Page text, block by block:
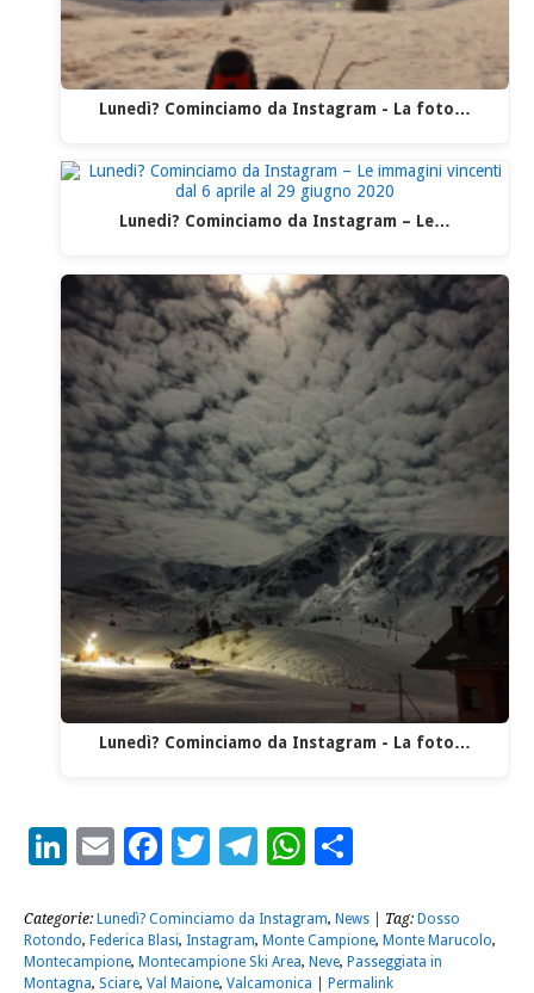
Lunedì? Cominciamo da Instagram - La foto…
Lunedi? Cominciamo da Instagram – Le…
Lunedì? Cominciamo da Instagram - La foto…
LinkedIn
EmailFacebook
Twitter
Telegram
WhatsApp
Categorie: Lunedì? Cominciamo da Instagram, News | Tag: Dosso
Rotondo, Federica Blasi, Instagram, Monte Campione, Monte Marucolo,
Montecampione, Montecampione Ski Area, Neve, Passeggiata in
Montagna, Sciare, Val Maione, Valcamonica Permalink